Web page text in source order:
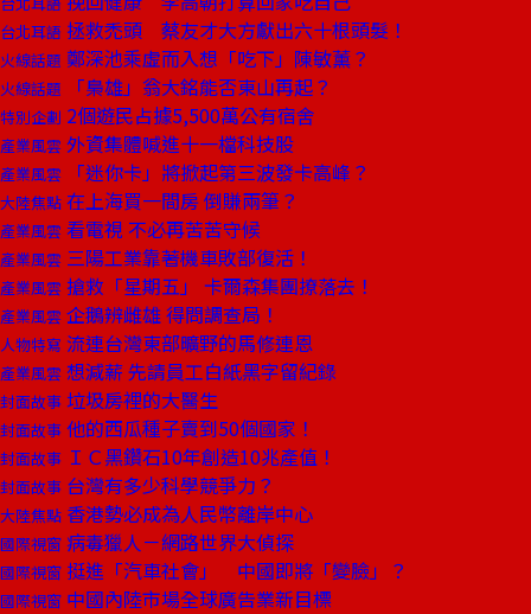
台北耳語 拯救禿頭 蔡友才大方獻出六十根頭髮！
火線話題 鄭深池乘虛而入想「吃下」陳敏薰？
火線話題 「梟雄」翁大銘能否東山再起？
特別企劃 2個遊民占據5,500萬公有宿舍
產業風雲 外資集體喊進十一檔科技股
產業風雲 「迷你卡」將掀起第三波發卡高峰？
大陸焦點 在上海買一間房 倒賺兩筆？
產業風雲 看電視 不必再苦苦守候
產業風雲 三陽工業靠著機車敗部復活！
產業風雲 搶救「星期五」 卡爾森集團撩落去！
產業風雲 企鵝辨雌雄 得問調查局！
人物特寫 流連台灣東部曠野的馬修連恩
產業風雲 想減薪 先請員工白紙黑字留紀錄
封面故事 垃圾房裡的大醫生
封面故事 他的西瓜種子賣到50個國家！
封面故事 ＩＣ黑鑽石10年創造10兆產值！
封面故事 台灣有多少科學競爭力？
大陸焦點 香港勢必成為人民幣離岸中心
國際視窗 病毒獵人－網路世界大偵探
國際視窗 挺進「汽車社會」 中國即將「變臉」？
國際視窗 中國內陸市場全球廣告業新目標